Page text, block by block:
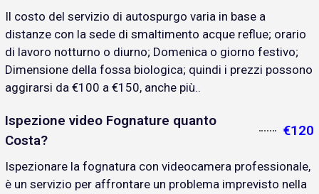
Il costo del servizio di autospurgo varia in base a
distanze con la sede di smaltimento acque reflue; orario
di lavoro notturno o diurno; Domenica o giorno festivo;
Dimensione della fossa biologica; quindi i prezzi possono
aggirarsi da €100 a €150, anche più..
Ispezione video Fognature quanto
Costa?
€120
Ispezionare la fognatura con videocamera professionale,
è un servizio per affrontare un problema imprevisto nella